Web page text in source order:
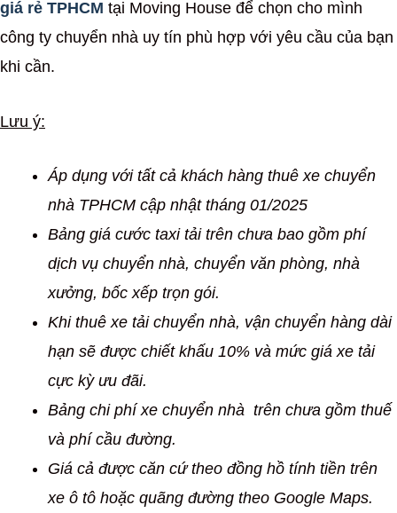
giá rẻ TPHCM tại Moving House để chọn cho mình
công ty chuyển nhà uy tín phù hợp với yêu cầu của bạn
khi cần.
Lưu ý:
Áp dụng với tất cả khách hàng thuê xe chuyển
nhà TPHCM cập nhật tháng 01/2025
Bảng giá cước taxi tải trên chưa bao gồm phí
dịch vụ chuyển nhà, chuyển văn phòng, nhà
xưởng, bốc xếp trọn gói.
Khi thuê xe tải chuyển nhà, vận chuyển hàng dài
hạn sẽ được chiết khấu 10% và mức giá xe tải
cực kỳ ưu đãi.
Bảng chi phí xe chuyển nhà trên chưa gồm thuế
và phí cầu đường.
Giá cả được căn cứ theo đồng hồ tính tiền trên
xe ô tô hoặc quãng đường theo Google Maps.